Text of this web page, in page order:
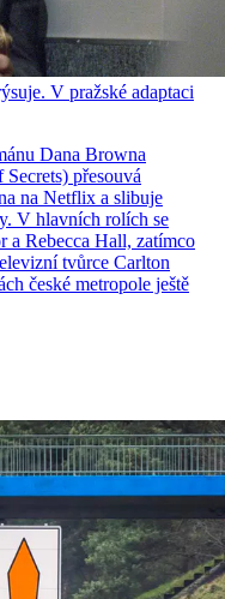
V pražské adaptaci
Dana Browna
přesouvá
na Netflix a slibuje
V hlavních rolích se
a Rebecca Hall, zatímco
tvůrce Carlton
české metropole ještě